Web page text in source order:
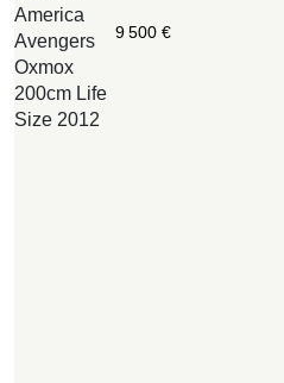
America
Avengers
Oxmox
200cm Life
Size 2012
9 500€